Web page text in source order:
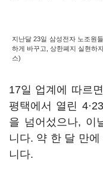
지난달 23일 삼성전자 노조원
하게 바꾸고, 상한폐지 실현하
스)
17일 업계에 따르
평택에서 열린
을 넘어섰으나, 이
니다. 약 한 달 만
니다.